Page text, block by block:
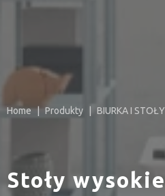
Home Produkty BIURKA I STOŁY
Stoły wysokie